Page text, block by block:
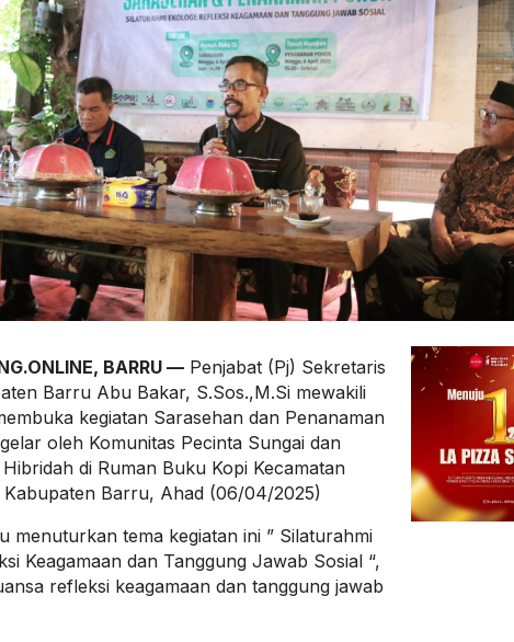
BARRU — Penjabat (Pj) Sekretaris
Barru Abu Bakar, S.Sos.,M.Si mewakili
kegiatan Sarasehan dan Penanaman
oleh Komunitas Pecinta Sungai dan
di Ruman Buku Kopi Kecamatan
Kabupaten Barru, Ahad (06/04/2025)
menuturkan tema kegiatan ini ” Silaturahmi
Keagamaan dan Tanggung Jawab Sosial “,
refleksi keagamaan dan tanggung jawab